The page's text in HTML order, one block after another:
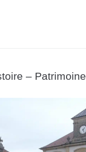
– Patrimoine